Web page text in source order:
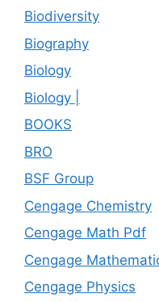
Biodiversity
Biography
Biology
Biology |
BOOKS
BRO
BSF Group
Cengage Chemistry
Cengage Math Pdf
Cengage
Cengage Physics